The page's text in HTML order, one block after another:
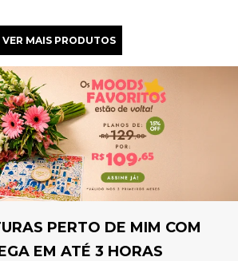
PERTO DE MIM COM
EM ATÉ 3 HORAS